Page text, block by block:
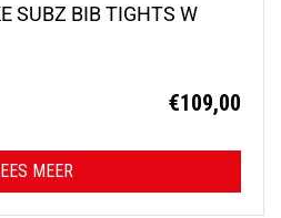
SUBZ BIB TIGHTS W
€109,00
MEER